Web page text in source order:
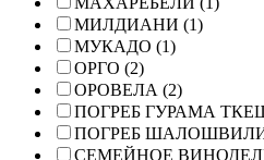
МИЛДИАНИ (1)
МУКАДО (1)
ОРГО (2)
ОРОВЕЛА (2)
ПОГРЕБ ГУРАМА
ПОГРЕБ ШАЛОШВИЛИ
СЕМЕЙНОЕ